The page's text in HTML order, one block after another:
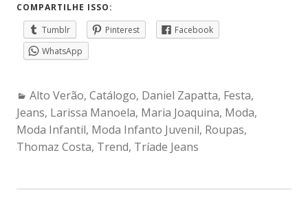
COMPARTILHE ISSO:
Tumblr
Pinterest
Facebook
WhatsApp
Categories:
Alto Verão, Catálogo, Daniel Zapatta, Festa,
Jeans, Larissa Manoela, Maria Joaquina, Moda,
Moda Infantil, Moda Infanto Juvenil, Roupas,
Thomaz Costa, Trend, Tríade Jeans